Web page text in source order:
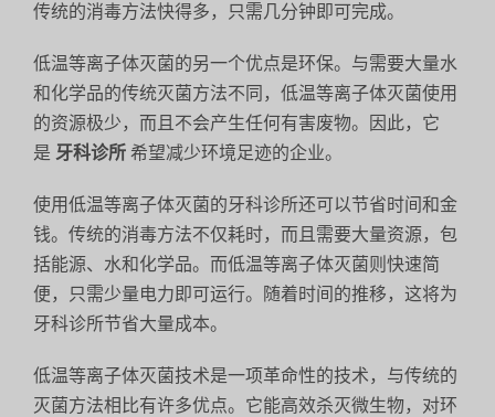
传统的消毒方法快得多，只需几分钟即可完成。
低温等离子体灭菌的另一个优点是环保。与需要大量水
和化学品的传统灭菌方法不同，低温等离子体灭菌使用
的资源极少，而且不会产生任何有害废物。因此，它
是 牙科诊所 希望减少环境足迹的企业。
使用低温等离子体灭菌的牙科诊所还可以节省时间和金
钱。传统的消毒方法不仅耗时，而且需要大量资源，包
括能源、水和化学品。而低温等离子体灭菌则快速简
便，只需少量电力即可运行。随着时间的推移，这将为
牙科诊所节省大量成本。
低温等离子体灭菌技术是一项革命性的技术，与传统的
灭菌方法相比有许多优点。它能高效杀灭微生物，对环